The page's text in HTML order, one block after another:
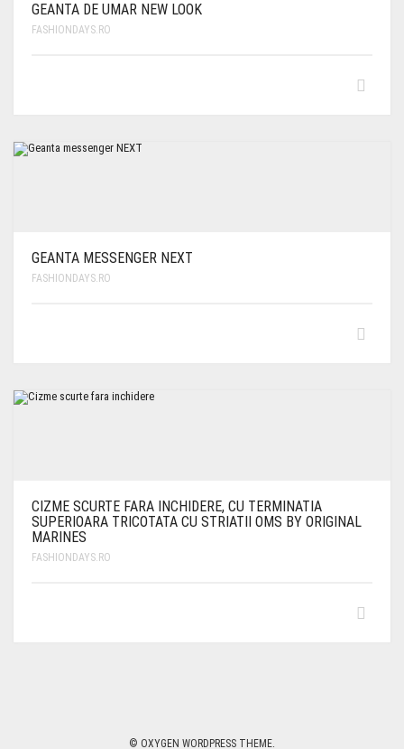
GEANTA DE UMAR NEW LOOK
FASHIONDAYS.RO
GEANTA MESSENGER NEXT
FASHIONDAYS.RO
CIZME SCURTE FARA INCHIDERE, CU TERMINATIA
SUPERIOARA TRICOTATA CU STRIATII OMS BY ORIGINAL
MARINES
FASHIONDAYS.RO
© OXYGEN WORDPRESS THEME.